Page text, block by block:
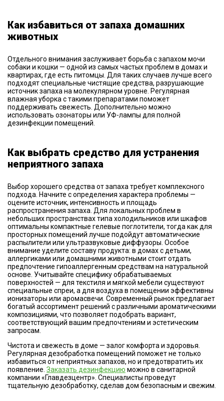
Как избавиться от запаха домашних
животных
Отдельного внимания заслуживает борьба с запахом мочи
собаки и кошки — одной из самых частых проблем в домах и
квартирах, где есть питомцы. Для таких случаев лучше всего
подходят специальные чистящие средства, разрушающие
источник запаха на молекулярном уровне. Регулярная
влажная уборка с такими препаратами поможет
поддерживать свежесть. Дополнительно можно
использовать озонаторы или УФ-лампы для полной
дезинфекции помещений.
Как выбрать средство для устранения
неприятного запаха
Выбор хорошего средства от запаха требует комплексного
подхода. Начните с определения характера проблемы —
оцените источник, интенсивность и площадь
распространения запаха. Для локальных проблем в
небольших пространствах типа холодильников или шкафов
оптимальны компактные гелевые поглотители, тогда как для
просторных помещений лучше подойдут автоматические
распылители или ультразвуковые диффузоры. Особое
внимание уделите составу продукта: в домах с детьми,
аллергиками или домашними животными стоит отдать
предпочтение гипоаллергенным средствам на натуральной
основе. Учитывайте специфику обрабатываемых
поверхностей — для текстиля и мягкой мебели существуют
специальные спреи, а для воздуха в помещении эффективны
ионизаторы или аромасвечи. Современный рынок предлагает
богатый ассортимент решений с различными ароматическими
композициями, что позволяет подобрать вариант,
соответствующий вашим предпочтениям и эстетическим
запросам.
Чистота и свежесть в доме — залог комфорта и здоровья.
Регулярная дезобработка помещений поможет не только
избавиться от неприятных запахов, но и предотвратить их
появление. Заказать дезинфекцию можно в санитарной
компании «Главдезцентр». Специалисты проведут
тщательную дезобработку, сделав дом безопасным и свежим.